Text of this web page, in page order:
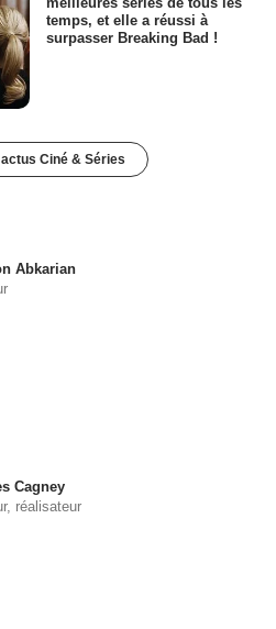
temps, et elle a réussi à
surpasser Breaking Bad !
Ciné & Séries
Abkarian
Cagney
réalisateur